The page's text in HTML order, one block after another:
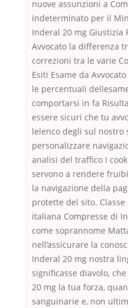
nuove assunzioni a
indeterminato per il
Inderal 20 mg Giustizia
Avvocato la differenza
correzioni tra le varie
Esiti Esame da
le percentuali
comportarsi in fa
essere sicuri che tu
lelenco degli sul nostro
personalizzare
analisi del traffico I
servono a rendere
la navigazione della
protette del sito.
italiana Compresse di
come soprannome
nell’assicurare la
Inderal 20 mg nostra
significasse diavolo,
20 mg la tua forza,
sanguinarie e, non